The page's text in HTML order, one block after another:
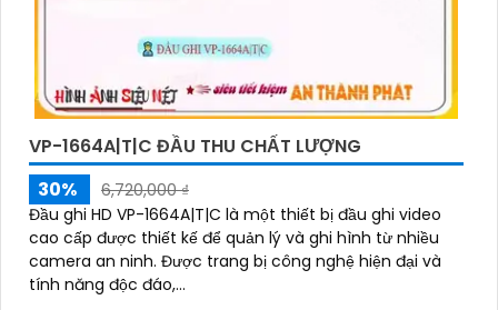
VP-1664A|T|C ĐẦU THU CHẤT LƯỢNG
30%
6,720,000 ₫
Đầu ghi HD VP-1664A|T|C là một thiết bị đầu ghi video
cao cấp được thiết kế để quản lý và ghi hình từ nhiều
camera an ninh. Được trang bị công nghệ hiện đại và
tính năng độc đáo,...